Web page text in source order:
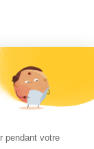
pendant votre